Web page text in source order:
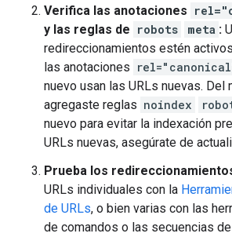
Verifica las anotaciones
y las reglas de robots meta :
redireccionamientos estén
las anotaciones
nuevo usan las URLs nuevas. Del
agregaste reglas noindex
nuevo para evitar la indexación
URLs nuevas, asegúrate de
Prueba los
URLs individuales con la
de URLs, o bien varias con las
de comandos o las secuencias